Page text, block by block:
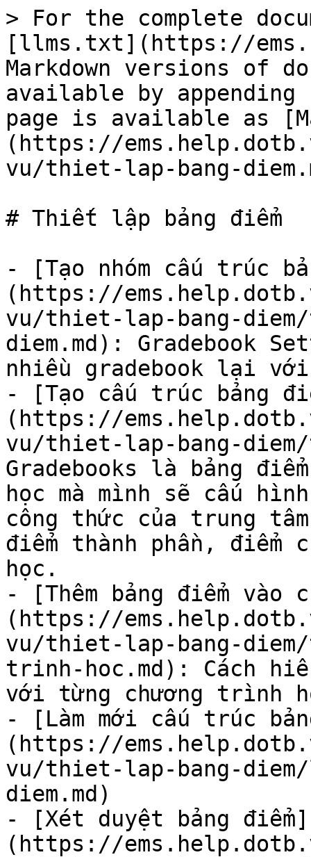
> For the complete
[llms.txt](https://
Markdown versions of
available by
page is available as
(https://
vu/thiet-lap-bang-
# Thiết lập bảng điểm
- [Tạo nhóm cấu trúc
(https://
vu/thiet-lap-bang-diem/
diem.md): Gradebook
nhiều gradebook lại
- [Tạo cấu trúc bảng
(https://
vu/thiet-lap-bang-
Gradebooks là bảng
học mà mình sẽ cấu
công thức của trung
điểm thành phần, điểm
học.
- [Thêm bảng điểm vào
(https://
vu/thiet-lap-bang-diem/
trinh-hoc.md): Cách
với từng chương trình
- [Làm mới cấu trúc
(https://
vu/thiet-lap-bang-
diem.md)
- [Xét duyệt bảng điểm]
(https://